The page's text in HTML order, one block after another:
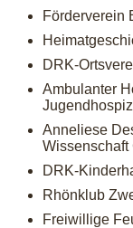
Förderverein
DRK-
Ambulanter
Anneliese
Wissenschaft
DRK-
Rhönklub
Freiwillige